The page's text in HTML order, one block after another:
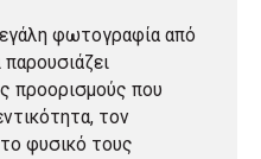
φωτογραφία από
προορισμούς που
τον
φυσικό τους